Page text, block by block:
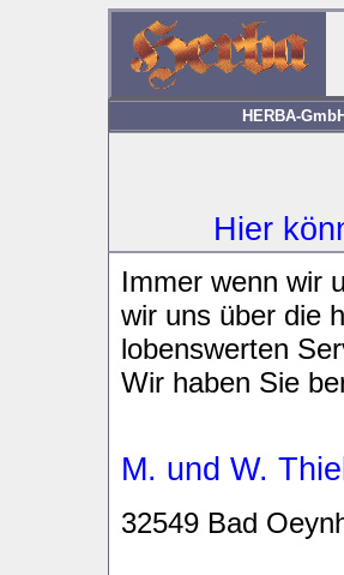
HERBA-
Hier
Immer wenn wir
wir uns über die
lobenswerten
Wir haben Sie
M. und W.
32549 Bad